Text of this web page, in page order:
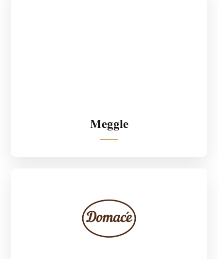
Meggle